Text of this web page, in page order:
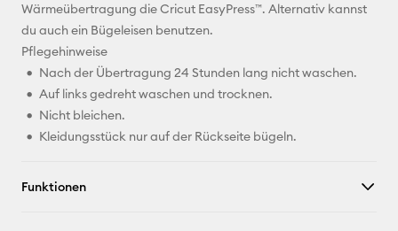
Wärmeübertragung die Cricut EasyPress™. Alternativ kannst
du auch ein Bügeleisen benutzen.
Pflegehinweise
Nach der Übertragung 24 Stunden lang nicht waschen.
Auf links gedreht waschen und trocknen.
Nicht bleichen.
Kleidungsstück nur auf der Rückseite bügeln.
Funktionen